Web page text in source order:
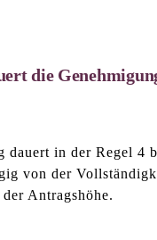
die
dauert in der Regel 4
von der
Antragshöhe.